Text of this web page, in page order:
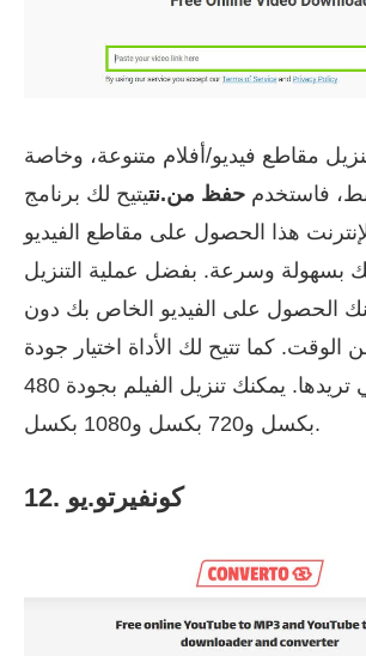
مقاطع فيديو/أفلام متنوعة، وخاصة
فاستخدم حفظ من.نتيتيح لك برنامج
هذا الحصول على مقاطع الفيديو
بسهولة وسرعة. بفضل عملية التنزيل
الحصول على الفيديو الخاص بك دون
الوقت. كما تتيح لك الأداة اختيار جودة
الفيديو التي تريدها. يمكنك تنزيل الفيلم بجودة 480
بكسل و720 بكسل و1080 بكسل.
12. كونفيرتو.يو